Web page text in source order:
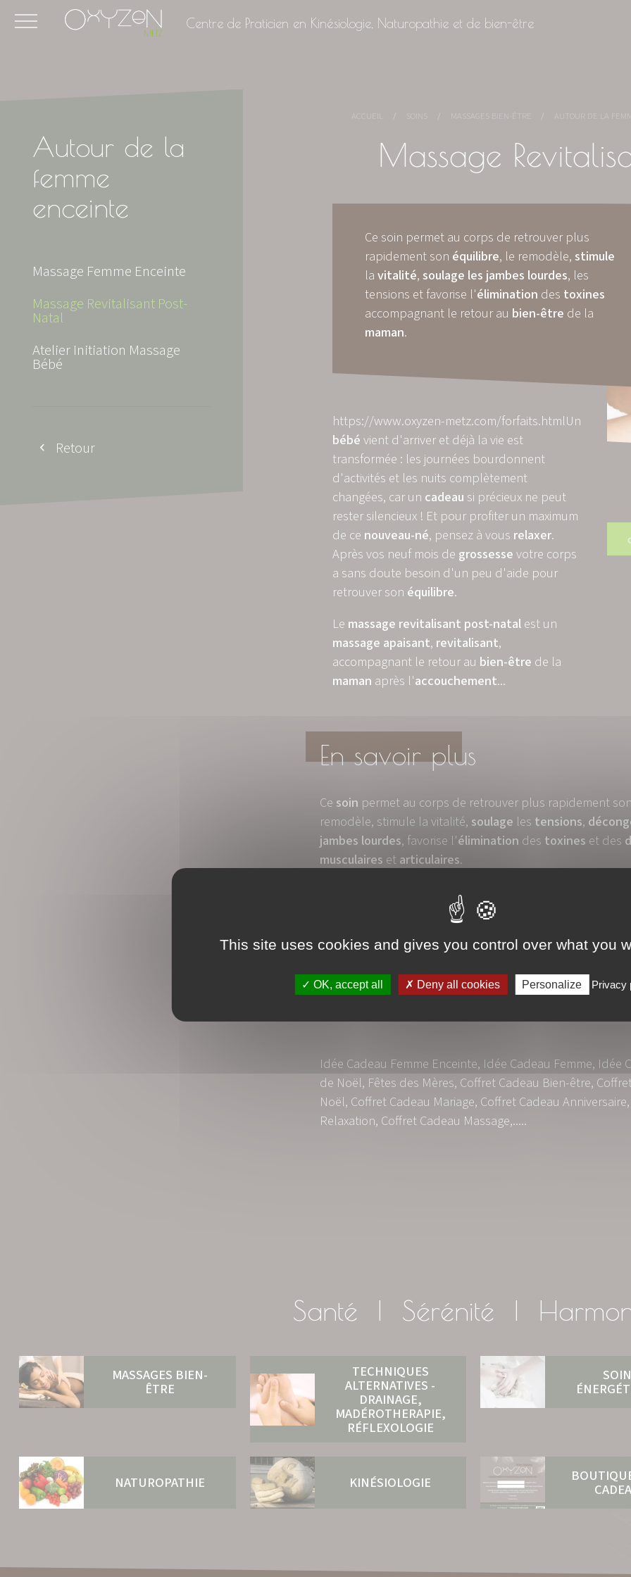
Centre de Praticien en Kinésiologie, Naturopathie et de bien-être
Autour de la
femme
enceinte
Massage Femme Enceinte
Massage Revitalisant Post-
Natal
Atelier Initiation Massage
Bébé
Retour
ACCUEIL SOINS MASSAGES BIEN-ÊTRE AUTOUR DE LA
Massage
Ce soin permet au corps de retrouver plus
rapidement son équilibre, le remodèle,stimule
lavitalité,soulage les jambes lourdes, les
tensions et favorise l'élimination des toxines
accompagnant le retour au bien-être de la
maman.
https://www.oxyzen-metz.com/forfaits.htmlUn
bébévient d'arriver et déjà la vie est
transformée : les journées bourdonnent
d'activités et les nuits complètement
changées, car un cadeau si précieux ne peut
rester silencieux ! Et pour profiter un maximum
de ce nouveau-né, pensez à vous relaxer.
Après vos neuf mois de grossessevotre corps
a sans doute besoin d'un peu d'aide pour
retrouver son équilibre.
Le massage revitalisant post-natalest un
massage apaisant, revitalisant,
accompagnant le retour au bien-être de la
maman après l'accouchement...
En savoir plus
Ce soin permet au corps de retrouver plus rapidement son
remodèle, stimule la vitalité, soulage les tensions,
jambes lourdes, favorise l'élimination des toxines et des
musculaires etarticulaires.
de ressourcement et de
apprécieront grandement !
Cemassagese pratique, dans l'idéal, tous les mois
Nous proposons également des forfaits autour de la
Idée Cadeau Femme Enceinte, Idée Cadeau Femme, Idée
de Noël, Fêtes des Mères, Coffret Cadeau Bien-être,
Noël, Coffret Cadeau Mariage, Coffret Cadeau Anniversaire,
Relaxation, Coffret Cadeau Massage,.....
Santé | Sérénité |
MASSAGES BIEN-
ÊTRE
TECHNIQUES
ALTERNATIVES -
DRAINAGE,
MADÉROTHERAPIE,
RÉFLEXOLOGIE
NATUROPATHIE KINÉSIOLOGIE
This site uses cookies and gives you control over what you
OK, accept all Deny all cookies Personalize Privacy